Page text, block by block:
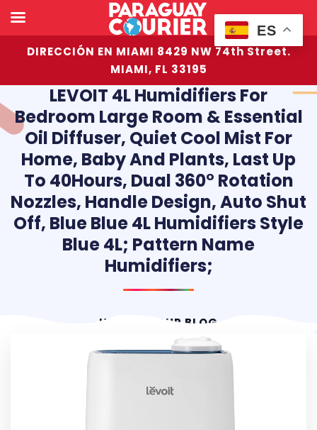
DIRECCIÓN EN MIAMI 8429 NW 74th Street.
MIAMI, FL 33195
LEVOIT 4L Humidifiers For
Bedroom Large Room & Essential
Oil Diffuser, Quiet Cool Mist For
Home, Baby And Plants, Last Up
To 40Hours, Dual 360° Rotation
Nozzles, Handle Design, Auto Shut
Off, Blue Blue 4L Humidifiers Style
Blue 4L; Pattern Name
Humidifiers;
HOME OUR BLOG
ES